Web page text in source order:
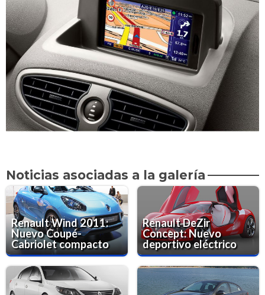
Noticias asociadas a la galería
Renault Wind 2011:
Nuevo Coupé-
Cabriolet compacto
Renault DeZir
Concept: Nuevo
deportivo eléctrico